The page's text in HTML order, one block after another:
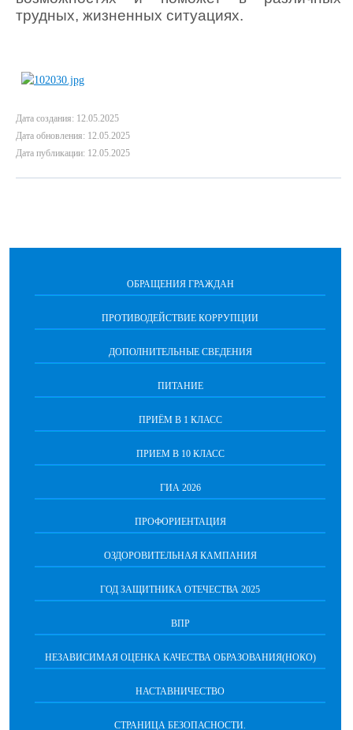
трудных, жизненных ситуациях.
Дата создания: 12.05.2025
Дата обновления: 12.05.2025
Дата публикации: 12.05.2025
ОБРАЩЕНИЯ ГРАЖДАН
ПРОТИВОДЕЙСТВИЕ КОРРУПЦИИ
ДОПОЛНИТЕЛЬНЫЕ СВЕДЕНИЯ
ПИТАНИЕ
ПРИЁМ В 1 КЛАСС
ПРИЕМ В 10 КЛАСС
ГИА 2026
ПРОФОРИЕНТАЦИЯ
ОЗДОРОВИТЕЛЬНАЯ КАМПАНИЯ
ГОД ЗАЩИТНИКА ОТЕЧЕСТВА 2025
ВПР
НЕЗАВИСИМАЯ ОЦЕНКА КАЧЕСТВА ОБРАЗОВАНИЯ(НОКО)
НАСТАВНИЧЕСТВО
СТРАНИЦА БЕЗОПАСНОСТИ.